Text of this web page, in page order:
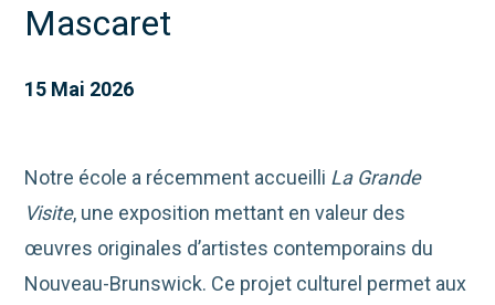
Mascaret
15 Mai 2026
Notre école a récemment accueilli La Grande
Visite, une exposition mettant en valeur des
œuvres originales d’artistes contemporains du
Nouveau-Brunswick. Ce projet culturel permet aux